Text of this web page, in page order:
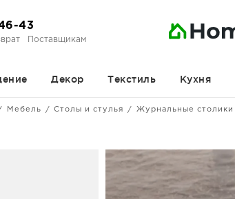
43
Поставщикам
Декор Текстиль Кухня
Мебель Столы и стулья Журнальные столики